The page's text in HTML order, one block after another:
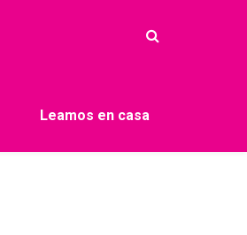
Leamos en casa